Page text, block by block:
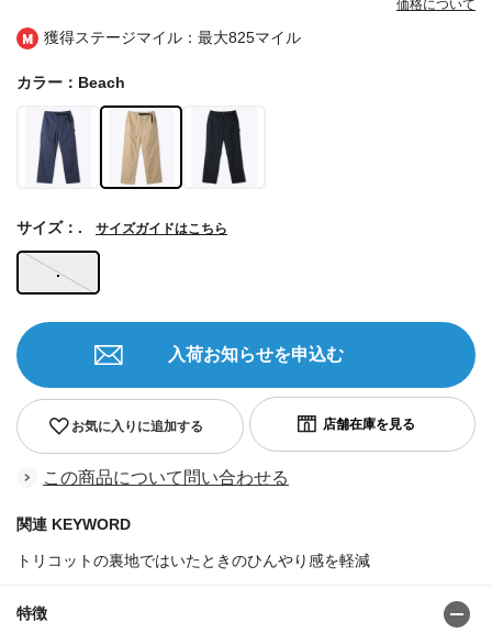
獲得ステージマイル：最大825マイル
価格について
カラー：Beach
.
サイズ：. サイズガイドはこちら
お気に入りに追加する
入荷お知らせを申込む
この商品について問い合わせる
関連 KEYWORD
トリコットの裏地ではいたときのひんやり感を軽減
特徴